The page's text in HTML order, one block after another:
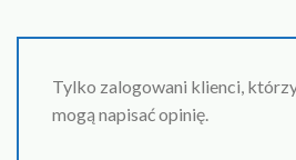
Tylko zalogowani klienci,
mogą napisać opinię.